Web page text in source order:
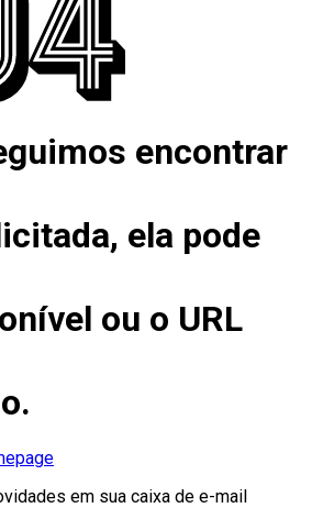
encontrar
ela pode
ou o URL
em sua caixa de e-mail